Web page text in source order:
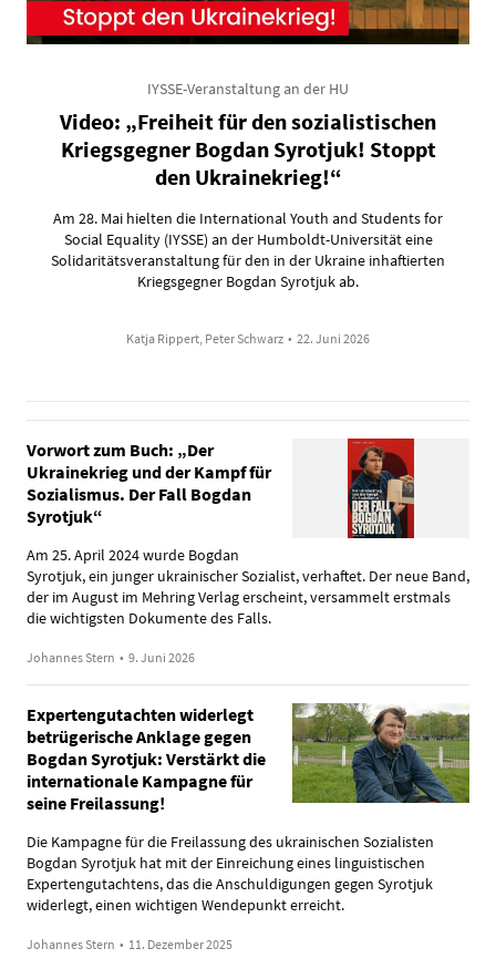
IYSSE-Veranstaltung an der HU
Video: „Freiheit für den sozialistischen
Kriegsgegner Bogdan Syrotjuk! Stoppt
den Ukrainekrieg!“
Am 28. Mai hielten die International Youth and Students for
Social Equality (IYSSE) an der Humboldt-Universität eine
Solidaritätsveranstaltung für den in der Ukraine inhaftierten
Kriegsgegner Bogdan Syrotjuk ab.
Katja Rippert, Peter Schwarz • 22. Juni 2026
Vorwort zum Buch: „Der
Ukrainekrieg und der Kampf für
Sozialismus. Der Fall Bogdan
Syrotjuk“
Am 25. April 2024 wurde Bogdan
Syrotjuk, ein junger ukrainischer Sozialist, verhaftet. Der neue Band,
der im August im Mehring Verlag erscheint, versammelt erstmals
die wichtigsten Dokumente des Falls.
Johannes Stern • 9. Juni 2026
Expertengutachten widerlegt
betrügerische Anklage gegen
Bogdan Syrotjuk: Verstärkt die
internationale Kampagne für
seine Freilassung!
Die Kampagne für die Freilassung des ukrainischen Sozialisten
Bogdan Syrotjuk hat mit der Einreichung eines linguistischen
Expertengutachtens, das die Anschuldigungen gegen Syrotjuk
widerlegt, einen wichtigen Wendepunkt erreicht.
Johannes Stern • 11. Dezember 2025